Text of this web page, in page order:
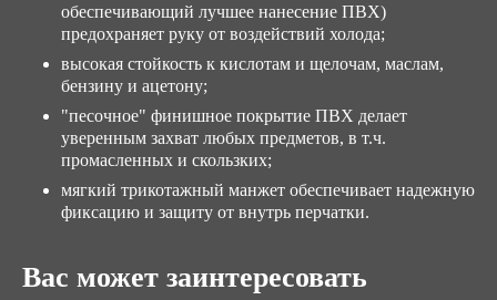
обеспечивающий лучшее нанесение ПВХ)
предохраняет руку от воздействий холода;
высокая стойкость к кислотам и щелочам, маслам,
бензину и ацетону;
"песочное" финишное покрытие ПВХ делает
уверенным захват любых предметов, в т.ч.
промасленных и скользких;
мягкий трикотажный манжет обеспечивает надежную
фиксацию и защиту от внутрь перчатки.
Вас может заинтересовать